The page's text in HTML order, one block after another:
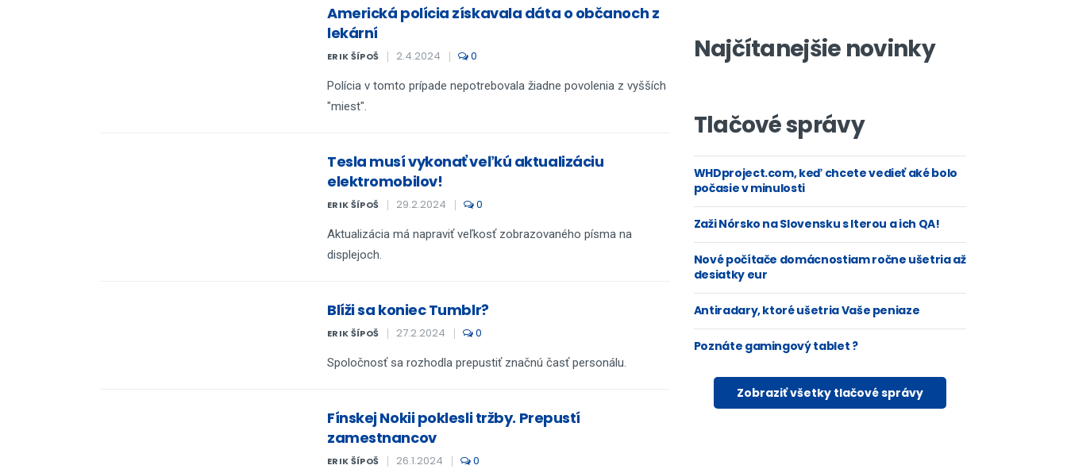
Americká polícia získavala dáta o občanoch z
lekární
ERIK ŠÍPOŠ 2.4.2024 0
Polícia v tomto prípade nepotrebovala žiadne povolenia z vyšších
"miest".
Tesla musí vykonať veľkú aktualizáciu
elektromobilov!
ERIK ŠÍPOŠ 29.2.2024 0
Aktualizácia má napraviť veľkosť zobrazovaného písma na
displejoch.
Blíži sa koniec Tumblr?
ERIK ŠÍPOŠ 27.2.2024 0
Spoločnosť sa rozhodla prepustiť značnú časť personálu.
Fínskej Nokii poklesli tržby. Prepustí
zamestnancov
ERIK ŠÍPOŠ 26.1.2024 0
Najčítanejšie novinky
Tlačové správy
WHDproject.com, keď chcete vedieť aké bolo
počasie v minulosti
Zaži Nórsko na Slovensku s Iterou a ich QA!
Nové počítače domácnostiam ročne ušetria až
desiatky eur
Antiradary, ktoré ušetria Vaše peniaze
Poznáte gamingový tablet ?
Zobraziť všetky tlačové správy